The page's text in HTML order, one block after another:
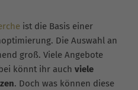
ist die Basis einer
Die Auswahl an
groß. Viele Angebote
könnt ihr auch viele
. Doch was können diese